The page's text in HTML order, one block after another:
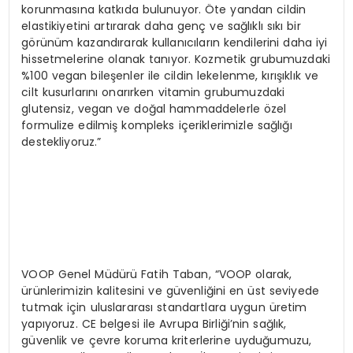
korunmasına katkıda bulunuyor. Öte yandan cildin
elastikiyetini artırarak daha genç ve sağlıklı sıkı bir
görünüm kazandırarak kullanıcıların kendilerini daha iyi
hissetmelerine olanak tanıyor. Kozmetik grubumuzdaki
%100 vegan bileşenler ile cildin lekelenme, kırışıklık ve
cilt kusurlarını onarırken vitamin grubumuzdaki
glutensiz, vegan ve doğal hammaddelerle özel
formulize edilmiş kompleks içeriklerimizle sağlığı
destekliyoruz.”
VOOP Genel Müdürü Fatih Taban, “VOOP olarak,
ürünlerimizin kalitesini ve güvenliğini en üst seviyede
tutmak için uluslararası standartlara uygun üretim
yapıyoruz. CE belgesi ile Avrupa Birliği’nin sağlık,
güvenlik ve çevre koruma kriterlerine uyduğumuzu,